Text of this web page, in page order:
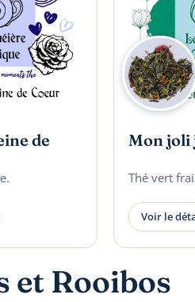
de
Mon joli
Thé vert
Voir le
et Rooibos